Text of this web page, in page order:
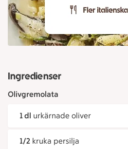
Ingredienser
Olivgremolata
1 dl urkärnade oliver
1/2 kruka persilja